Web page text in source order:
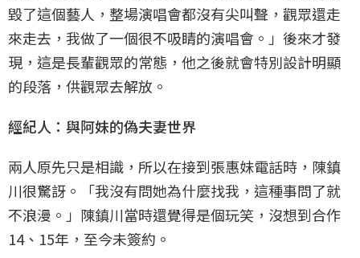
毀了這個藝人，整場演唱會都沒有尖叫聲，觀眾還走
來走去，我做了一個很不吸睛的演唱會。」後來才發
現，這是長輩觀眾的常態，他之後就會特別設計明顯
的段落，供觀眾去解放。
經紀人：與阿妹的偽夫妻世界
兩人原先只是相識，所以在接到張惠妹電話時，陳鎮
川很驚訝。「我沒有問她為什麼找我，這種事問了就
不浪漫。」陳鎮川當時還覺得是個玩笑，沒想到合作
14、15年，至今未簽約。